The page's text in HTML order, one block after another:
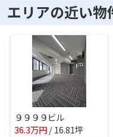
エリアの近い物
９９９９ビル
36.3万円/ 16.81坪